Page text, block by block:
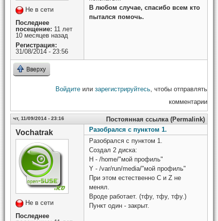
Не в сети
Последнее
посещение: 11 лет
10 месяцев назад
Регистрация:
31/08/2014 - 23:56
В любом случае, спасибо всем кто
пытался помочь.
Вверху
Войдите или зарегистрируйтесь , чтобы отправлять
комментарии
чт, 11/09/2014 - 23:16 Постоянная ссылка (Permalink)
Vochatrak
Не в сети
Последнее
Разобрался с пунктом 1.
Разобрался с пунктом 1.
Создал 2 диска:
H - /home/"мой профиль"
Y - /var/run/media/"мой профиль"
При этом естественно C и Z не
менял.
Вроде работает. (тфу, тфу, тфу.)
Пункт один - закрыт.